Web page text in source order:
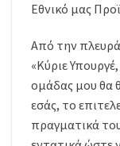
Εθνικό μας
Από την
«Κύριε
ομάδας μου θα
εσάς, το
πραγματικά